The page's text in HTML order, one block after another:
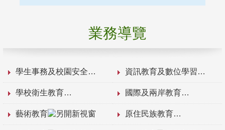
業務導覽
學生事務及校園安全 資訊教育及數位學習
學校衛生教育 國際及兩岸教育
藝術教育 原住民族教育